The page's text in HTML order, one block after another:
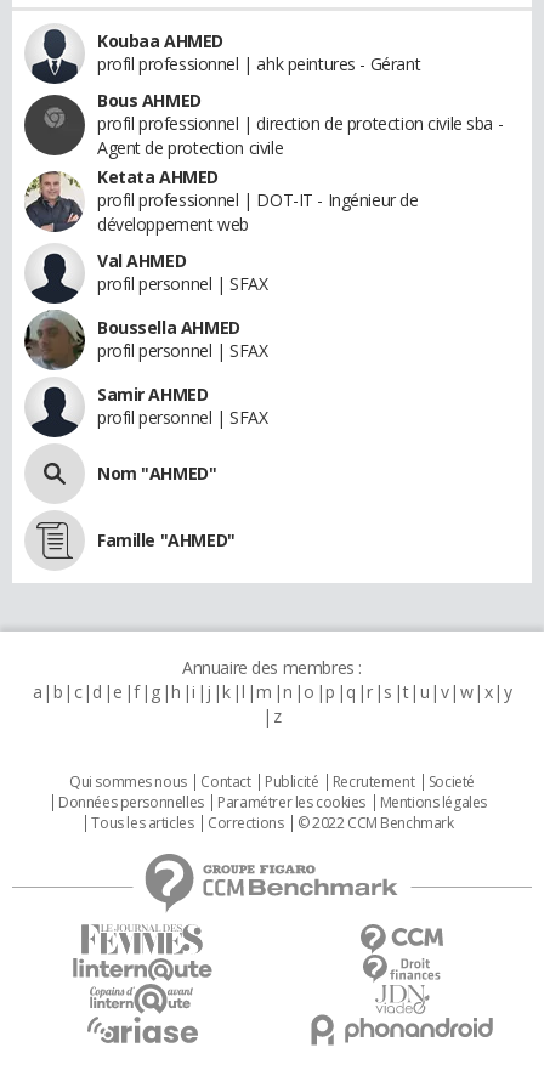
Koubaa AHMED
profil professionnel | ahk peintures - Gérant
Bous AHMED
profil professionnel | direction de protection civile sba -
Agent de protection civile
Ketata AHMED
profil professionnel | DOT-IT - Ingénieur de
développement web
Val AHMED
profil personnel | SFAX
Boussella AHMED
profil personnel | SFAX
Samir AHMED
profil personnel | SFAX
Nom "AHMED"
Famille "AHMED"
Annuaire des membres :
a b c d e f g h i j k l m n o p q r s t u v w x y
z
Qui sommes nous Contact Publicité Recrutement
Societé
Données personnelles
Paramétrer les cookies
Mentions légales
Tous les articles
Corrections © 2022 CCM Benchmark